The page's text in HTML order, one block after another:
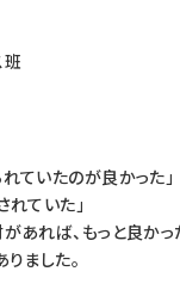
ていたのが良かった」
れていた」
あれば、もっと良かっ
ました。